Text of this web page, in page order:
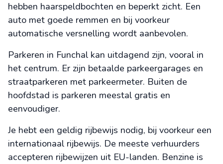
hebben haarspeldbochten en beperkt zicht. Een
auto met goede remmen en bij voorkeur
automatische versnelling wordt aanbevolen.
Parkeren in Funchal kan uitdagend zijn, vooral in
het centrum. Er zijn betaalde parkeergarages en
straatparkeren met parkeermeter. Buiten de
hoofdstad is parkeren meestal gratis en
eenvoudiger.
Je hebt een geldig rijbewijs nodig, bij voorkeur een
internationaal rijbewijs. De meeste verhuurders
accepteren rijbewijzen uit EU-landen. Benzine is